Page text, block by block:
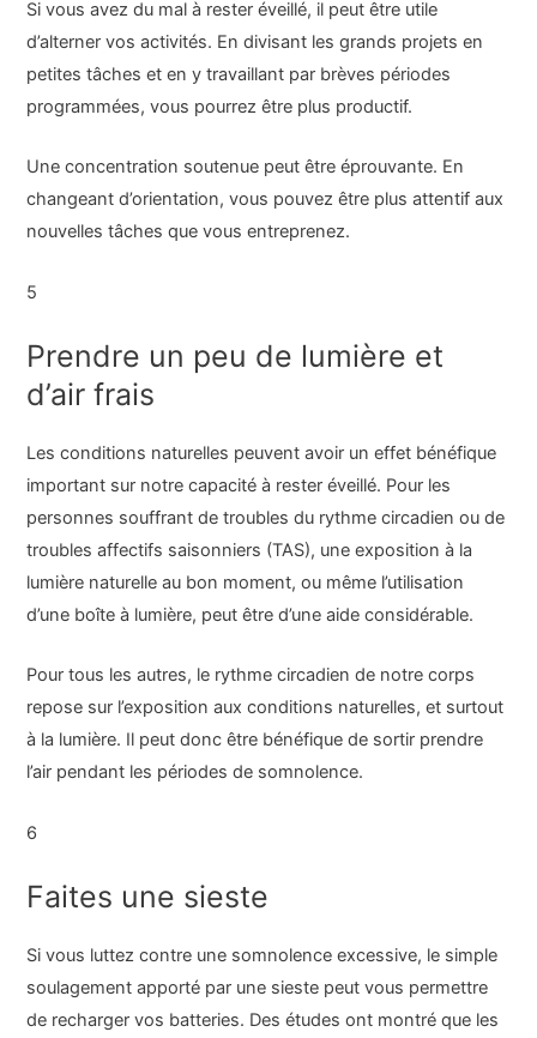
Si vous avez du mal à rester éveillé, il peut être utile
d’alterner vos activités. En divisant les grands projets en
petites tâches et en y travaillant par brèves périodes
programmées, vous pourrez être plus productif.
Une concentration soutenue peut être éprouvante. En
changeant d’orientation, vous pouvez être plus attentif aux
nouvelles tâches que vous entreprenez.
5
Prendre un peu de lumière et
d’air frais
Les conditions naturelles peuvent avoir un effet bénéfique
important sur notre capacité à rester éveillé. Pour les
personnes souffrant de troubles du rythme circadien ou de
troubles affectifs saisonniers (TAS), une exposition à la
lumière naturelle au bon moment, ou même l’utilisation
d’une boîte à lumière, peut être d’une aide considérable.
Pour tous les autres, le rythme circadien de notre corps
repose sur l’exposition aux conditions naturelles, et surtout
à la lumière. Il peut donc être bénéfique de sortir prendre
l’air pendant les périodes de somnolence.
6
Faites une sieste
Si vous luttez contre une somnolence excessive, le simple
soulagement apporté par une sieste peut vous permettre
de recharger vos batteries. Des études ont montré que les